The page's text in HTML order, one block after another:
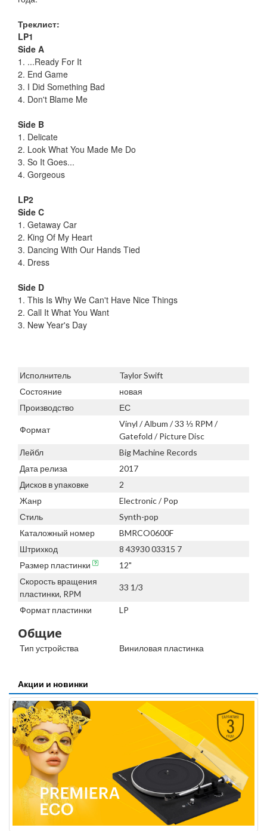
Треклист:
LP1
Side A
1. ...Ready For It
2. End Game
3. I Did Something Bad
4. Don't Blame Me
Side B
1. Delicate
2. Look What You Made Me Do
3. So It Goes...
4. Gorgeous
LP2
Side C
1. Getaway Car
2. King Of My Heart
3. Dancing With Our Hands Tied
4. Dress
Side D
1. This Is Why We Can't Have Nice Things
2. Call It What You Want
3. New Year's Day
Исполнитель
Taylor Swift
Состояние
новая
Производство
ЕС
Формат
Vinyl / Album / 33 ⅓ RPM /
Gatefold / Picture Disc
Лейбл
Big Machine Records
Дата релиза
2017
Дисков в упаковке
2
Жанр
Electronic / Pop
Стиль
Synth-pop
Каталожный номер
BMRCO0600F
Штрихкод
8 43930 03315 7
Размер пластинки
12"
Скорость вращения
пластинки, RPM
33 1/3
Формат пластинки LP
Общие
Тип устройства Виниловая пластинка
Акции и новинки